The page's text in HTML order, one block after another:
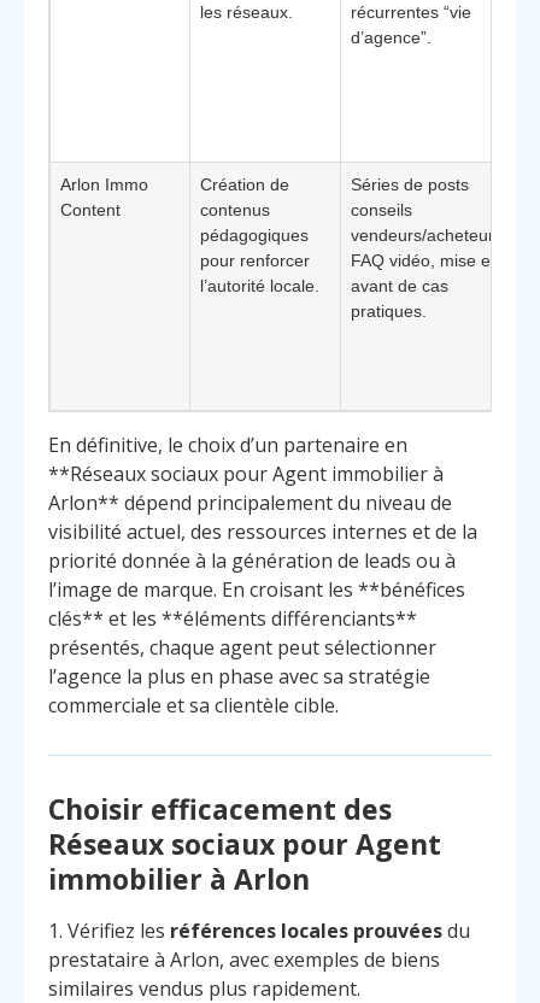
les réseaux.
récurrentes “vie
d’agence”.
Arlon Immo
Content
Création de
contenus
pédagogiques
pour renforcer
l’autorité locale.
Séries de posts
conseils
vendeurs/acheteurs,
FAQ vidéo, mise en
avant de cas
pratiques.
En définitive, le choix d’un partenaire en
**Réseaux sociaux pour Agent immobilier à
Arlon** dépend principalement du niveau de
visibilité actuel, des ressources internes et de la
priorité donnée à la génération de leads ou à
l’image de marque. En croisant les **bénéfices
clés** et les **éléments différenciants**
présentés, chaque agent peut sélectionner
l’agence la plus en phase avec sa stratégie
commerciale et sa clientèle cible.
Choisir efficacement des
Réseaux sociaux pour Agent
immobilier à Arlon
1. Vérifiez les références locales prouvéesdu
prestataire à Arlon, avec exemples de biens
similaires vendus plus rapidement.